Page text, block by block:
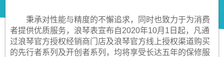
秉承对性能与精度的不懈追求，同时也致力于为消费
者提供优质服务，浪琴表宣布自2020年10月1日起，凡通
过浪琴官方授权经销商门店及浪琴官方线上授权渠道购买
的先行者系列及开创者系列，均将享受长达五年的保修服